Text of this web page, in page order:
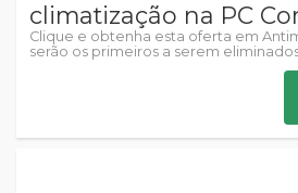
climatização na PC
Clique e obtenha esta oferta em
serão os primeiros a serem